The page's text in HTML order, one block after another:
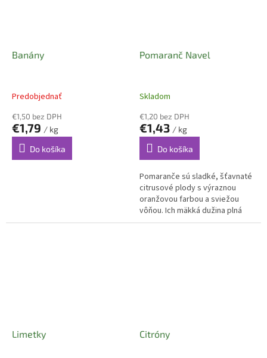
Banány
Predobjednať
€1,50 bez DPH
€1,79 / kg
Do košíka
Pomaranč Navel
Skladom
€1,20 bez DPH
€1,43 / kg
Do košíka
Pomaranče sú sladké, šťavnaté
citrusové plody s výraznou
oranžovou farbou a sviežou
vôňou. Ich mäkká dužina plná
prírodnej šťavy je bohatým
Limetky Citróny